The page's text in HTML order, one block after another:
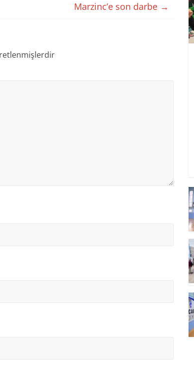
Marzinc’e son darbe →